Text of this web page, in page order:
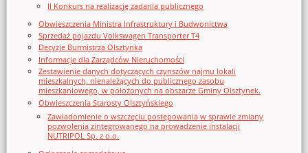
II Konkurs na realizację zadania publicznego
Obwieszczenia Ministra Infrastruktury i Budwonictwa
Sprzedaż pojazdu Volkswagen Transporter T4
Decyzje Burmistrza Olsztynka
Informacje dla Zarządców Nieruchomości
Zestawienie danych dotyczących czynszów najmu lokali
mieszkalnych, nienależących do publicznego zasobu
mieszkaniowego, w położonych na obszarze Gminy Olsztynek.
Obwieszczenia Starosty Olsztyńskiego
Zawiadomienie o wszczęciu postępowania w sprawie zmiany
pozwolenia zintegrowanego na prowadzenie instalacji
NUTRIPOL Sp. z o.o.